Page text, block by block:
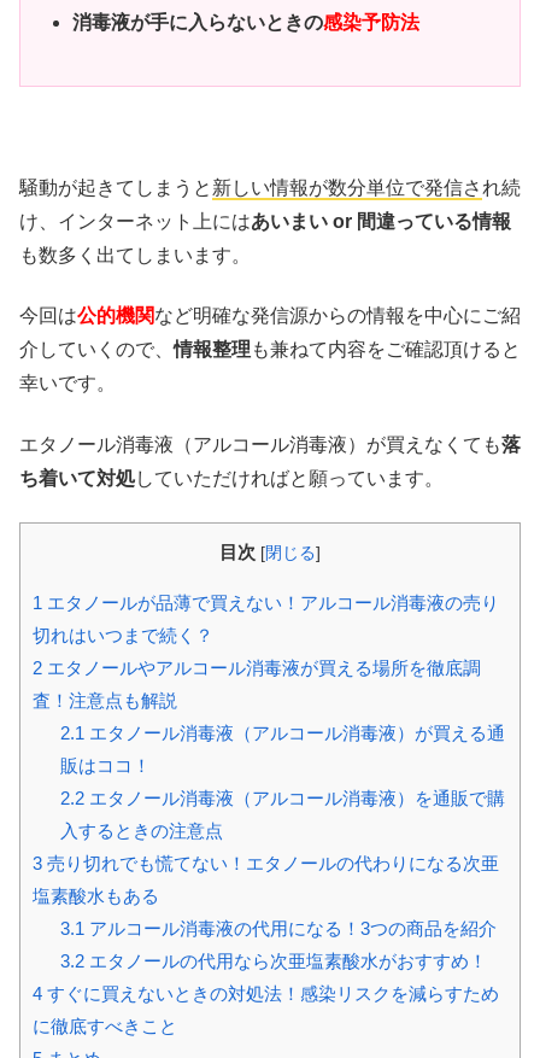
消毒液が手に入らないときの感染予防法
騒動が起きてしまうと 新しい情報が数分単位で発信さ れ続
け、インターネット上にはあいまい or 間違っている情報
も数多く出てしまいます。
今回は公的機関など明確な発信源からの情報を中心にご紹
介していくので、情報整理 も兼ねて内容をご確認頂けると
幸いです。
エタノール消毒液（アルコール消毒液）が買えなくても落
ち着いて対処していただければと願っています。
目次 [閉じる]
1 エタノールが品薄で買えない！アルコール消毒液の売り
切れはいつまで続く？
2 エタノールやアルコール消毒液が買える場所を徹底調
査！注意点も解説
2.1 エタノール消毒液（アルコール消毒液）が買える通
販はココ！
2.2エタノール消毒液（アルコール消毒液）を通販で購
入するときの注意点
3 売り切れでも慌てない！エタノールの代わりになる次亜
塩素酸水もある
3.1 アルコール消毒液の代用になる！3つの商品を紹介
3.2エタノールの代用なら次亜塩素酸水がおすすめ！
4 すぐに買えないときの対処法！感染リスクを減らすため
に徹底すべきこと